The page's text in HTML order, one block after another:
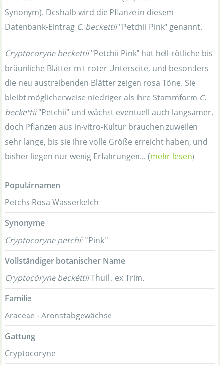
Synonym). Deshalb wird die Pflanze in diesem
Datenbank-Eintrag C. beckettii"Petchii Pink" genannt.
Cryptocoryne beckettii"Petchii Pink" hat hell-rötliche bis
bräunliche Blätter mit roter Unterseite, und besonders
die neu austreibenden Blätter zeigen rosa Töne. Sie
bleibt möglicherweise niedriger als ihre Stammform C.
beckettii"Petchii" und wächst eventuell auch langsamer,
doch Pflanzen aus in-vitro-Kultur brauchen zuweilen
sehr lange, bis sie ihre volle Größe erreicht haben, und
bisher liegen nur wenig Erfahrungen... (mehr lesen)
Populärnamen
Petchs Rosa Wasserkelch
Synonyme
Cryptocoryne petchii''Pink''
Vollständiger botanischer Name
Cryptocóryne beckéttiiThuill. ex Trim.
Familie
Araceae - Aronstabgewächse
Gattung
Cryptocoryne